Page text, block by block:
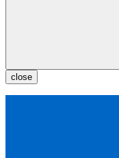
close